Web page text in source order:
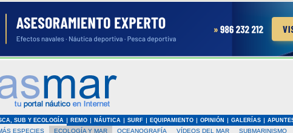
SUB Y ECOLOGÍA REMO NÁUTICA SURF EQUIPAMIENTO OPINIÓN GALERÍAS
ESPECIES ECOLOGÍA Y MAR OCEANOGRAFÍA VÍDEOS DEL MAR SUBMARINISMO